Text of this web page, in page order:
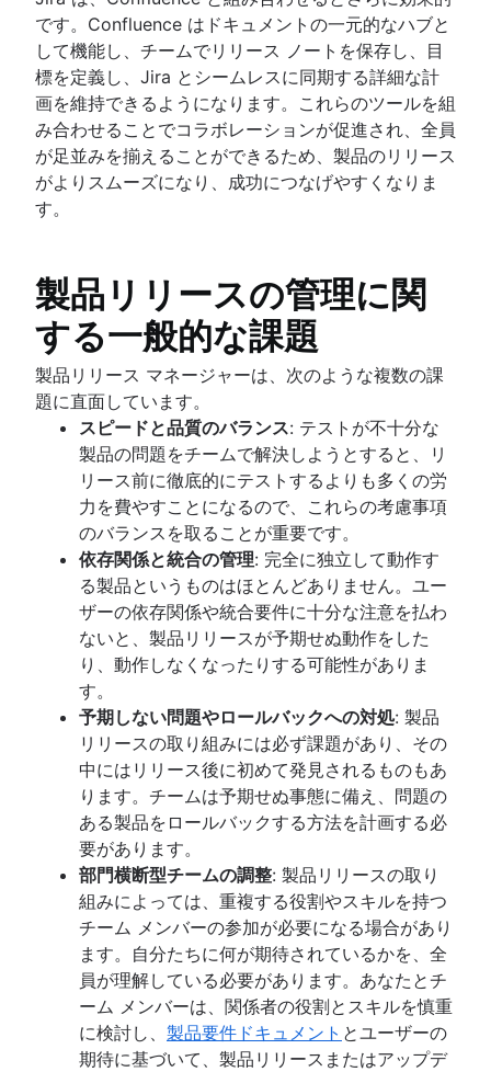
です。Confluence はドキュメントの一元的なハブと
して機能し、チームでリリース ノートを保存し、目
標を定義し、Jira とシームレスに同期する詳細な計
画を維持できるようになります。これらのツールを組
み合わせることでコラボレーションが促進され、全員
が足並みを揃えることができるため、製品のリリース
がよりスムーズになり、成功につなげやすくなりま
す。
製品リリースの管理に関
する一般的な課題
製品リリース マネージャーは、次のような複数の課
題に直面しています。
スピードと品質のバランス: テストが不十分な
製品の問題をチームで解決しようとすると、リ
リース前に徹底的にテストするよりも多くの労
力を費やすことになるので、これらの考慮事項
のバランスを取ることが重要です。
依存関係と統合の管理: 完全に独立して動作す
る製品というものはほとんどありません。ユー
ザーの依存関係や統合要件に十分な注意を払わ
ないと、製品リリースが予期せぬ動作をした
り、動作しなくなったりする可能性がありま
す。
予期しない問題やロールバックへの対処: 製品
リリースの取り組みには必ず課題があり、その
中にはリリース後に初めて発見されるものもあ
ります。チームは予期せぬ事態に備え、問題の
ある製品をロールバックする方法を計画する必
要があります。
部門横断型チームの調整: 製品リリースの取り
組みによっては、重複する役割やスキルを持つ
チーム メンバーの参加が必要になる場合があり
ます。自分たちに何が期待されているかを、全
員が理解している必要があります。あなたとチ
ーム メンバーは、関係者の役割とスキルを慎重
に検討し、 製品要件ドキュメント とユーザーの
期待に基づいて、製品リリースまたはアップデ